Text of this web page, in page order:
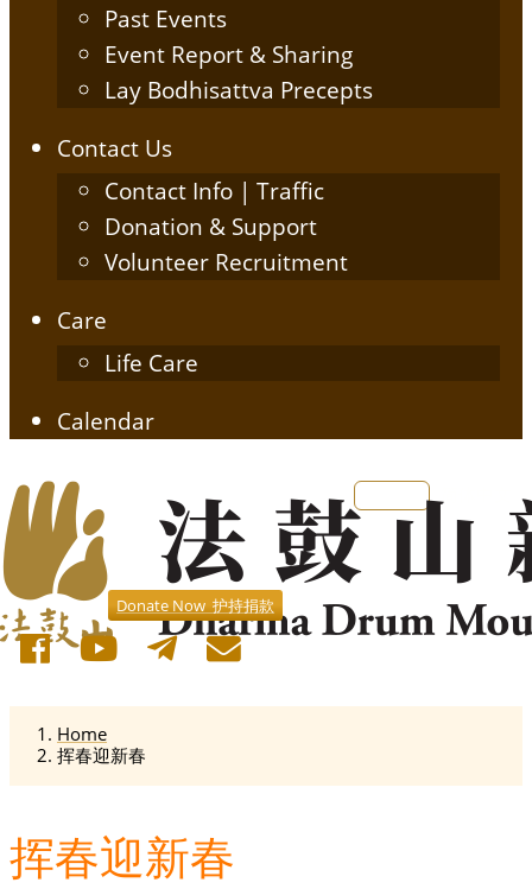
Past Events
Event Report & Sharing
Lay Bodhisattva Precepts
Contact Us
Contact Info | Traffic
Donation & Support
Volunteer Recruitment
Care
Life Care
Calendar
Donate Now 护持捐款
Home
挥春迎新春
挥春迎新春